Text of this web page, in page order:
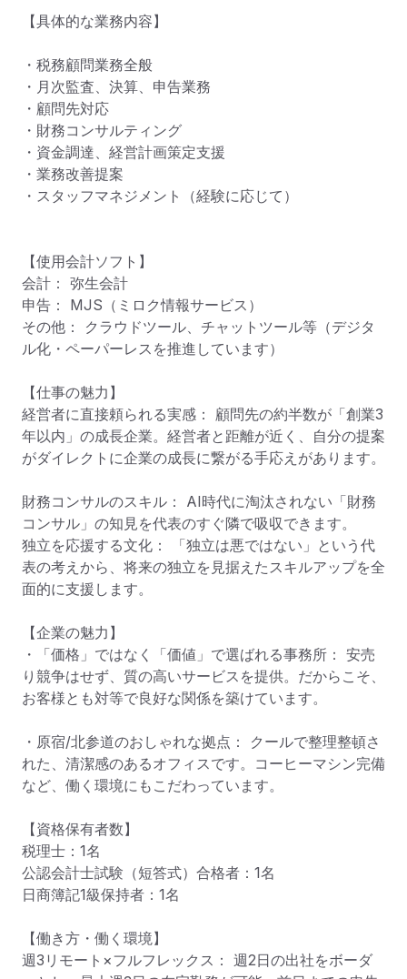
【具体的な業務内容】
・税務顧問業務全般
・月次監査、決算、申告業務
・顧問先対応
・財務コンサルティング
・資金調達、経営計画策定支援
・業務改善提案
・スタッフマネジメント（経験に応じて）
【使用会計ソフト】
会計： 弥生会計
申告： MJS（ミロク情報サービス）
その他： クラウドツール、チャットツール等（デジタ
ル化・ペーパーレスを推進しています）
【仕事の魅力】
経営者に直接頼られる実感： 顧問先の約半数が「創業3
年以内」の成長企業。経営者と距離が近く、自分の提案
がダイレクトに企業の成長に繋がる手応えがあります。
財務コンサルのスキル： AI時代に淘汰されない「財務
コンサル」の知見を代表のすぐ隣で吸収できます。
独立を応援する文化： 「独立は悪ではない」という代
表の考えから、将来の独立を見据えたスキルアップを全
面的に支援します。
【企業の魅力】
・「価格」ではなく「価値」で選ばれる事務所： 安売
り競争はせず、質の高いサービスを提供。だからこそ、
お客様とも対等で良好な関係を築けています。
・原宿/北参道のおしゃれな拠点： クールで整理整頓さ
れた、清潔感のあるオフィスです。コーヒーマシン完備
など、働く環境にもこだわっています。
【資格保有者数】
税理士：1名
公認会計士試験（短答式）合格者：1名
日商簿記1級保持者：1名
【働き方・働く環境】
週3リモート×フルフレックス： 週2日の出社をボーダ